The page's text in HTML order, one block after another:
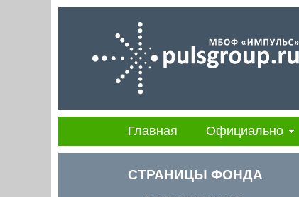
Главная Официально
СТРАНИЦЫ ФОНДА